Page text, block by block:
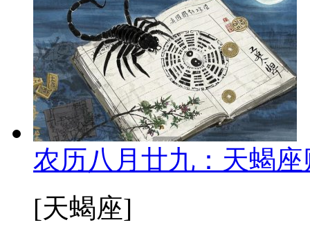
农历八月廿九：天蝎
[天蝎座]